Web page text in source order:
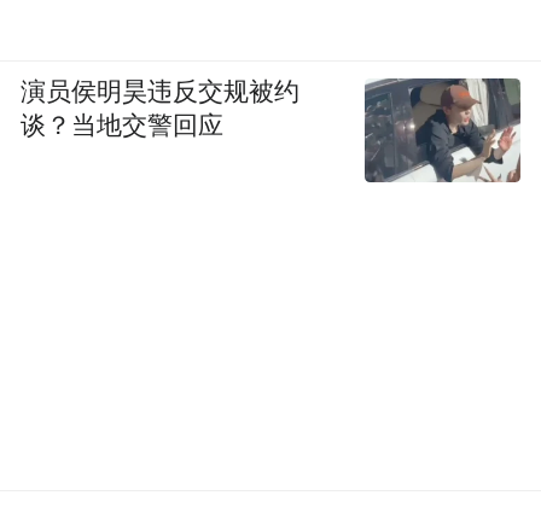
演员侯明昊违反交规被约
谈？当地交警回应